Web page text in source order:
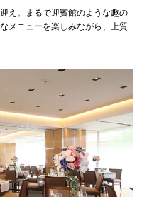
え。まるで迎賓館のような趣の
メニューを楽しみながら、上質